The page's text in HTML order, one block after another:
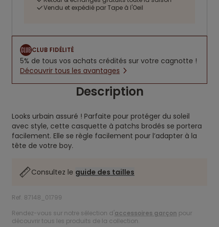
Vendu et expédié par Tape à l'Oeil
CLUB FIDÉLITÉ
5% de tous vos achats crédités sur votre cagnotte !
Découvrir tous les avantages
Description
Looks urbain assuré ! Parfaite pour protéger du soleil
avec style, cette casquette à patchs brodés se portera
facilement. Elle se règle facilement pour l’adapter à la
tête de votre boy.
Consultez le guide des tailles
Ref. 87148_01799
Rendez-vous sur notre sélection d'accessoires garçon pour
découvrir tous les produits de la collection.